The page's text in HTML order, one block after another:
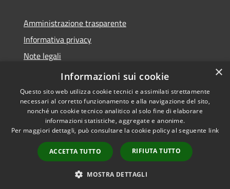
Amministrazione trasparente
Informativa privacy
Note legali
Dichiarazione di accessibilità
Accessibilità
Copyright © 2026 • Città di
Cirié • Powered by
Municipium•
Accesso
redazione
×
Informazioni sui cookie
Questo sito web utilizza cookie tecnici e assimilati strettamente
necessari al corretto funzionamento e alla navigazione del sito,
nonché un cookie tecnico analitico al solo fine di elaborare
informazioni statistiche, aggregate e anonime.
Per maggiori dettagli, può consultare la cookie policy al seguente link
ACCETTA TUTTO RIFIUTA TUTTO
MOSTRA DETTAGLI